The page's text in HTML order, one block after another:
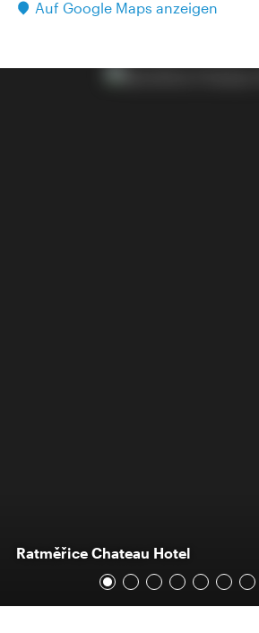
Auf Google Maps anzeigen
Ratměřice Chateau Hotel